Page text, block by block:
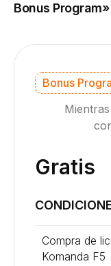
Bonus Program»
Bonus
Gratis
Compra de
Komanda F5